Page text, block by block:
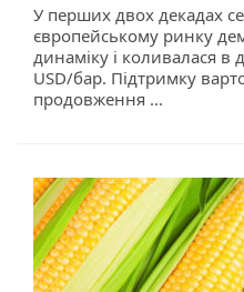
У перших двох декадах
європейському ринку
динаміку і коливалася в
USD/бар. Підтримку
продовження ...